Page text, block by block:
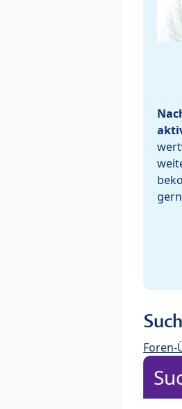
Foren-